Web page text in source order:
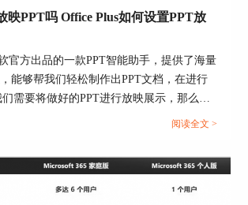
映PPT吗 Office Plus如何设置PPT放
官方出品的一款PPT智能助手，提供了海量
能够帮我们轻松制作出PPT文档，在进行
需要将做好的PPT进行放映展示，那么
PPT吗，Office Plus如何设置PPT放映模
阅读全文 >